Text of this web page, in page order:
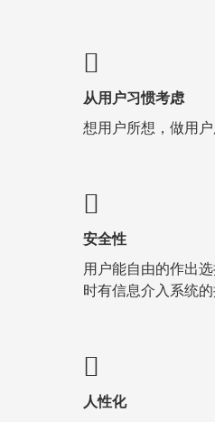
从用户习惯考虑
想用户所想，做用
安全性
用户能自由的作出
时有信息介入系统的
人性化